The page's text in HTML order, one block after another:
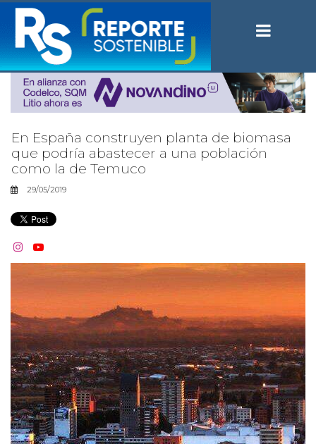
En España construyen planta de biomasa
que podría abastecer a una población
como la de Temuco
29/05/2019
 